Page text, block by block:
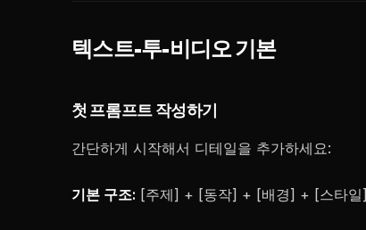
텍스트-투-비디오 기본
첫 프롬프트 작성하기
간단하게 시작해서 디테일을 추가하세요:
기본 구조: [주제] + [동작] + [배경] + [스타일]